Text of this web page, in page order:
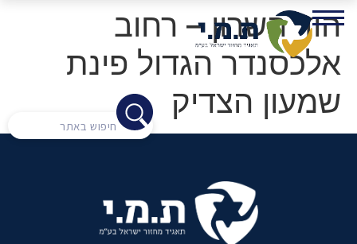
הוד השרון – רחוב
אלכסנדר הגדול פינת
שמעון הצדיק